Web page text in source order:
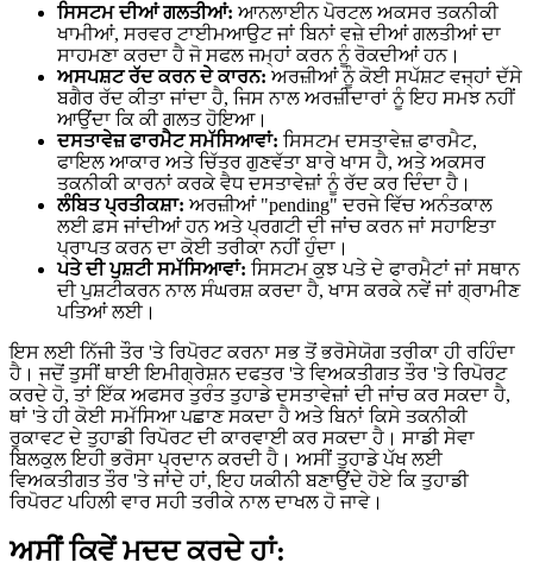
ਸਿਸਟਮ ਦੀਆਂ ਗਲਤੀਆਂ: ਆਨਲਾਈਨ ਪੋਰਟਲ ਅਕਸਰ ਤਕਨੀਕੀ
ਖਾਮੀਆਂ, ਸਰਵਰ ਟਾਈਮਆਉਟ ਜਾਂ ਬਿਨਾਂ ਵਜ਼ੇ ਦੀਆਂ ਗਲਤੀਆਂ ਦਾ
ਸਾਹਮਣਾ ਕਰਦਾ ਹੈ ਜੋ ਸਫਲ ਜਮ੍ਹਾਂ ਕਰਨ ਨੂੰ ਰੋਕਦੀਆਂ ਹਨ।
ਅਸਪਸ਼ਟ ਰੱਦ ਕਰਨ ਦੇ ਕਾਰਨ: ਅਰਜ਼ੀਆਂ ਨੂੰ ਕੋਈ ਸਪੱਸ਼ਟ ਵਜ੍ਹਾਂ ਦੱਸੇ
ਬਗੈਰ ਰੱਦ ਕੀਤਾ ਜਾਂਦਾ ਹੈ, ਜਿਸ ਨਾਲ ਅਰਜ਼ੀਦਾਰਾਂ ਨੂੰ ਇਹ ਸਮਝ ਨਹੀਂ
ਆਉਂਦਾ ਕਿ ਕੀ ਗਲਤ ਹੋਇਆ।
ਦਸਤਾਵੇਜ਼ ਫਾਰਮੈਟ ਸਮੱਸਿਆਵਾਂ: ਸਿਸਟਮ ਦਸਤਾਵੇਜ਼ ਫਾਰਮੈਟ,
ਫਾਇਲ ਆਕਾਰ ਅਤੇ ਚਿੱਤਰ ਗੁਣਵੱਤਾ ਬਾਰੇ ਖਾਸ ਹੈ, ਅਤੇ ਅਕਸਰ
ਤਕਨੀਕੀ ਕਾਰਨਾਂ ਕਰਕੇ ਵੈਧ ਦਸਤਾਵੇਜ਼ਾਂ ਨੂੰ ਰੱਦ ਕਰ ਦਿੰਦਾ ਹੈ।
ਲੰਬਿਤ ਪ੍ਰਤੀਕਸ਼ਾ: ਅਰਜ਼ੀਆਂ "pending" ਦਰਜੇ ਵਿੱਚ ਅਨੰਤਕਾਲ
ਲਈ ਫ਼ਸ ਜਾਂਦੀਆਂ ਹਨ ਅਤੇ ਪ੍ਰਗਟੀ ਦੀ ਜਾਂਚ ਕਰਨ ਜਾਂ ਸਹਾਇਤਾ
ਪ੍ਰਾਪਤ ਕਰਨ ਦਾ ਕੋਈ ਤਰੀਕਾ ਨਹੀਂ ਹੁੰਦਾ।
ਪਤੇ ਦੀ ਪੁਸ਼ਟੀ ਸਮੱਸਿਆਵਾਂ: ਸਿਸਟਮ ਕੁਝ ਪਤੇ ਦੇ ਫਾਰਮੈਟਾਂ ਜਾਂ ਸਥਾਨ
ਦੀ ਪੁਸ਼ਟੀਕਰਨ ਨਾਲ ਸੰਘਰਸ਼ ਕਰਦਾ ਹੈ, ਖਾਸ ਕਰਕੇ ਨਵੇਂ ਜਾਂ ਗ੍ਰਾਮੀਣ
ਪਤਿਆਂ ਲਈ।
ਇਸ ਲਈ ਨਿੱਜੀ ਤੌਰ 'ਤੇ ਰਿਪੋਰਟ ਕਰਨਾ ਸਭ ਤੋਂ ਭਰੋਸੇਯੋਗ ਤਰੀਕਾ ਹੀ ਰਹਿੰਦਾ
ਹੈ। ਜਦੋਂ ਤੁਸੀਂ ਥਾਈ ਇਮੀਗ੍ਰੇਸ਼ਨ ਦਫਤਰ 'ਤੇ ਵਿਅਕਤੀਗਤ ਤੌਰ 'ਤੇ ਰਿਪੋਰਟ
ਕਰਦੇ ਹੋ, ਤਾਂ ਇੱਕ ਅਫਸਰ ਤੁਰੰਤ ਤੁਹਾਡੇ ਦਸਤਾਵੇਜ਼ਾਂ ਦੀ ਜਾਂਚ ਕਰ ਸਕਦਾ ਹੈ,
ਥਾਂ 'ਤੇ ਹੀ ਕੋਈ ਸਮੱਸਿਆ ਪਛਾਣ ਸਕਦਾ ਹੈ ਅਤੇ ਬਿਨਾਂ ਕਿਸੇ ਤਕਨੀਕੀ
ਰੁਕਾਵਟ ਦੇ ਤੁਹਾਡੀ ਰਿਪੋਰਟ ਦੀ ਕਾਰਵਾਈ ਕਰ ਸਕਦਾ ਹੈ। ਸਾਡੀ ਸੇਵਾ
ਬਿਲਕੁਲ ਇਹੀ ਭਰੋਸਾ ਪ੍ਰਦਾਨ ਕਰਦੀ ਹੈ। ਅਸੀਂ ਤੁਹਾਡੇ ਪੱਖ ਲਈ
ਵਿਅਕਤੀਗਤ ਤੌਰ 'ਤੇ ਜਾਂਦੇ ਹਾਂ, ਇਹ ਯਕੀਨੀ ਬਣਾਉਂਦੇ ਹੋਏ ਕਿ ਤੁਹਾਡੀ
ਰਿਪੋਰਟ ਪਹਿਲੀ ਵਾਰ ਸਹੀ ਤਰੀਕੇ ਨਾਲ ਦਾਖਲ ਹੋ ਜਾਵੇ।
ਅਸੀਂ ਕਿਵੇਂ ਮਦਦ ਕਰਦੇ ਹਾਂ: